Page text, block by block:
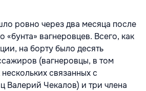
ровно через два месяца после
«бунта» вагнеровцев. Всего, как
на борту было десять
(вагнеровцы, в том
связанных с
Чекалов) и три члена